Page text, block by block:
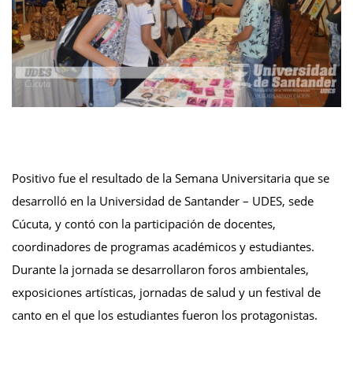
Positivo fue el resultado de la Semana Universitaria que se
desarrolló en la Universidad de Santander – UDES, sede
Cúcuta, y contó con la participación de docentes,
coordinadores de programas académicos y estudiantes.
Durante la jornada se desarrollaron foros ambientales,
exposiciones artísticas, jornadas de salud y un festival de
canto en el que los estudiantes fueron los protagonistas.